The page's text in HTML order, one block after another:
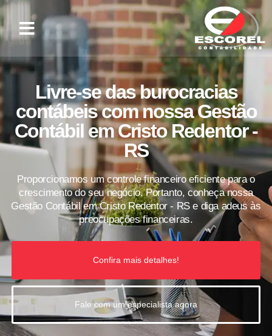
Livre-se das burocracias
contábeis com nossa Gestão
Contábil em Cristo Redentor -
RS
Proporcionamos um controle financeiro eficiente para o
crescimento do seu negócio. Portanto, conheça nossa
Gestão Contábil em Cristo Redentor - RS e diga adeus às
preocupações financeiras.
Confira mais detalhes!
Fale com um especialista agora